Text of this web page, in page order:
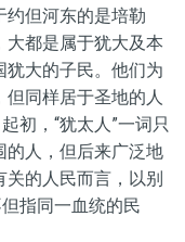
约但河东的是培勒
大都是属于犹大及本
犹大的子民。他们为
同样居于圣地的人
初，“犹太人”一词只
的人，但后来广泛地
的人民而言，以别
指同一血统的民